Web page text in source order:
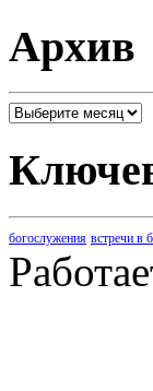
Архив
Архив
богослужения встречи в